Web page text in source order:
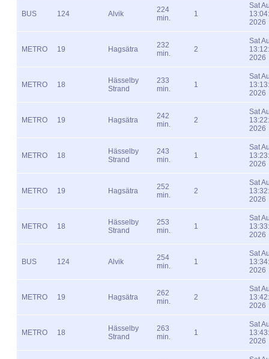
BUS 124 Alvik
224
min.
1
Sat
2026
METRO 19 Hagsätra
232
min.
2
Sat
2026
METRO 18
Hässelby
Strand
233
min.
1
Sat
2026
METRO 19 Hagsätra
242
min.
2
Sat
2026
METRO 18
Hässelby
Strand
243
min.
1
Sat
2026
METRO 19 Hagsätra
252
min.
2
Sat
2026
METRO 18
Hässelby
Strand
253
min.
1
Sat
2026
BUS 124 Alvik
254
min.
1
Sat
2026
METRO 19 Hagsätra
262
min.
2
Sat
2026
METRO 18
Hässelby
Strand
263
min.
1
Sat
2026